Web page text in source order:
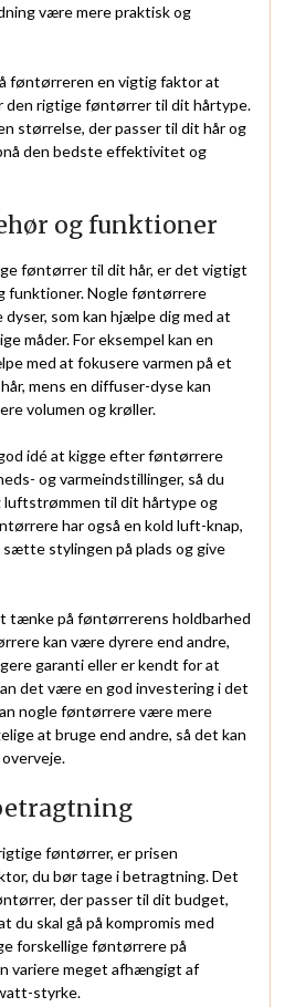
være mere praktisk og
føntørreren en vigtig faktor at
den rigtige føntørrer til dit hårtype.
størrelse, der passer til dit hår og
den bedste effektivitet og
og funktioner
føntørrer til dit hår, er det vigtigt
funktioner. Nogle føntørrere
som kan hjælpe dig med at
måder. For eksempel kan en
med at fokusere varmen på et
mens en diffuser-dyse kan
volumen og krøller.
idé at kigge efter føntørrere
og varmeindstillinger, så du
luftstrømmen til dit hårtype og
har også en kold luft-knap,
sætte stylingen på plads og give
tænke på føntørrerens holdbarhed
kan være dyrere end andre,
garanti eller er kendt for at
det være en god investering i det
nogle føntørrere være mere
at bruge end andre, så det kan
føntørrer, er prisen
du bør tage i betragtning. Det
der passer til dit budget,
du skal gå på kompromis med
forskellige føntørrere på
variere meget afhængigt af
styrke.